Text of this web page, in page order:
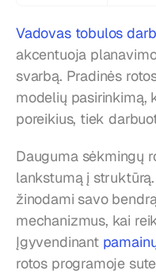
Vadovas tobulos
akcentuoja
svarbą. Pradinės
modelių pasirinkimą,
poreikius, tiek
Dauguma sėkmingų
lankstumą į
žinodami savo
mechanizmus, kai
Įgyvendinant
rotos programoje